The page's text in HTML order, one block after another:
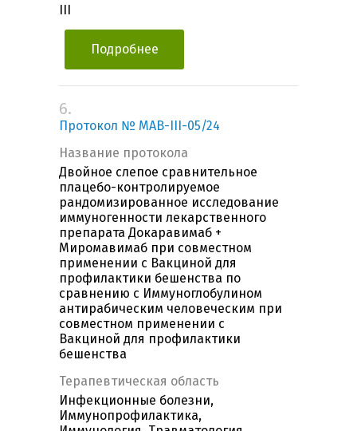
Подробнее
6.
Протокол № МАВ-III-05/24
Название протокола
Двойное слепое сравнительное
плацебо-контролируемое
рандомизированное исследование
иммуногенности лекарственного
препарата Докаравимаб +
Миромавимаб при совместном
применении с Вакциной для
профилактики бешенства по
сравнению с Иммуноглобулином
антирабическим человеческим при
совместном применении с
Вакциной для профилактики
бешенства
Терапевтическая область
Инфекционные болезни,
Иммунопрофилактика,